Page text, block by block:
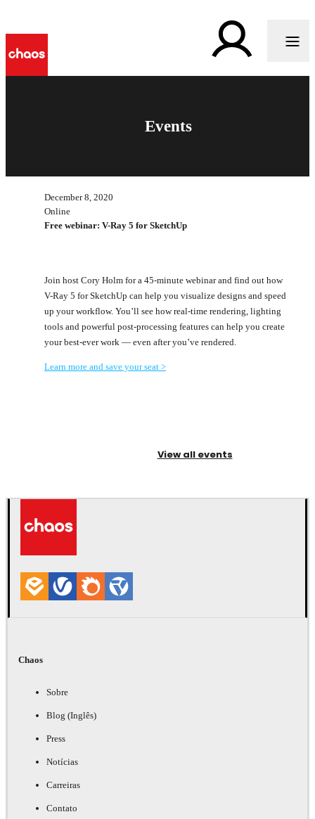
Events
December 8, 2020
Online
Free webinar: V-Ray 5 for SketchUp
Join host Cory Holm for a 45-minute webinar and find out how
V-Ray 5 for SketchUp can help you visualize designs and speed
up your workflow. You’ll see how real-time rendering, lighting
tools and powerful post-processing features can help you create
your best-ever work — even after you’ve rendered.
Learn more and save your seat >
View all events
Chaos
Sobre
Blog (Inglês)
Press
Notícias
Carreiras
Contato